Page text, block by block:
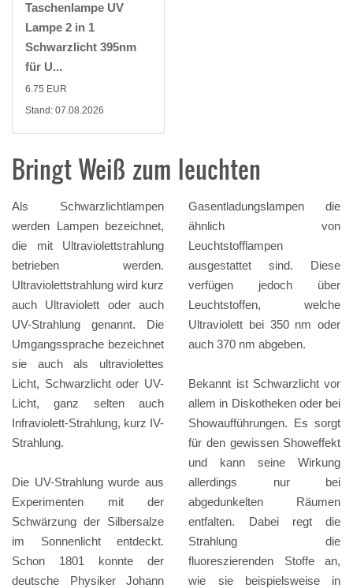
Taschenlampe UV
Lampe 2 in 1
Schwarzlicht 395nm
für U...
6.75 EUR
Stand: 07.08.2026
Bringt Weiß zum leuchten
Als Schwarzlichtlampen
werden Lampen bezeichnet,
die mit Ultraviolettstrahlung
betrieben werden.
Ultraviolettstrahlung wird kurz
auch Ultraviolett oder auch
UV-Strahlung genannt. Die
Umgangssprache bezeichnet
sie auch als ultraviolettes
Licht, Schwarzlicht oder UV-
Licht, ganz selten auch
Infraviolett-Strahlung, kurz IV-
Strahlung.
Die UV-Strahlung wurde aus
Experimenten mit der
Schwärzung der Silbersalze
im Sonnenlicht entdeckt.
Schon 1801 konnte der
deutsche Physiker Johann
Gasentladungslampen die
ähnlich von
Leuchtstofflampen
ausgestattet sind. Diese
verfügen jedoch über
Leuchtstoffen, welche
Ultraviolett bei 350 nm oder
auch 370 nm abgeben.
Bekannt ist Schwarzlicht vor
allem in Diskotheken oder bei
Showaufführungen. Es sorgt
für den gewissen Showeffekt
und kann seine Wirkung
allerdings nur bei
abgedunkelten Räumen
entfalten. Dabei regt die
Strahlung die
fluoreszierenden Stoffe an,
wie sie beispielsweise in